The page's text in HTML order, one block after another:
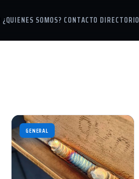
¿QUIENES SOMOS? CONTACTO DIRECTORIO
GENERAL